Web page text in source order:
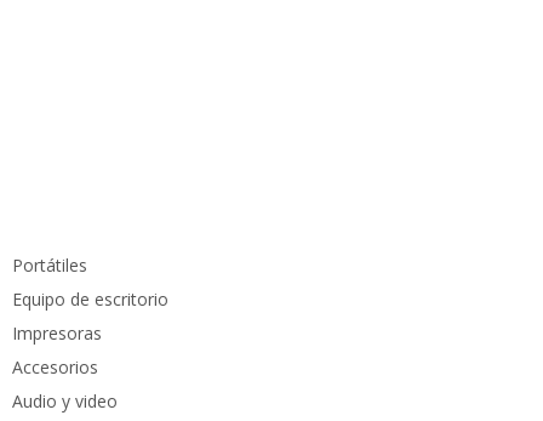
Portátiles
Equipo de escritorio
Impresoras
Accesorios
Audio y video